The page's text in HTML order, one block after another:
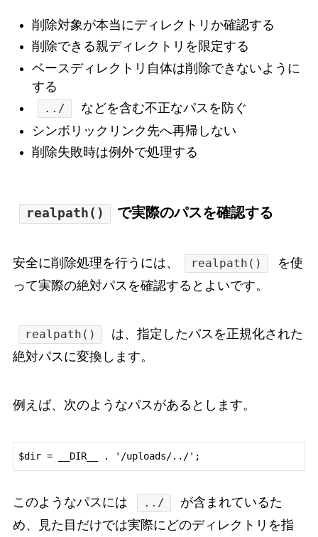
削除対象が本当にディレクトリか確認する
削除できる親ディレクトリを限定する
ベースディレクトリ自体は削除できないように
する
../
などを含む不正なパスを防ぐ
シンボリックリンク先へ再帰しない
削除失敗時は例外で処理する
realpath() で実際のパスを確認する
安全に削除処理を行うには、 realpath()
を使
って実際の絶対パスを確認するとよいです。
realpath()
は、指定したパスを正規化された
絶対パスに変換します。
例えば、次のようなパスがあるとします。
$dir = __DIR__ . '/uploads/../';
このようなパスには ../
が含まれているた
め、見た目だけでは実際にどのディレクトリを指